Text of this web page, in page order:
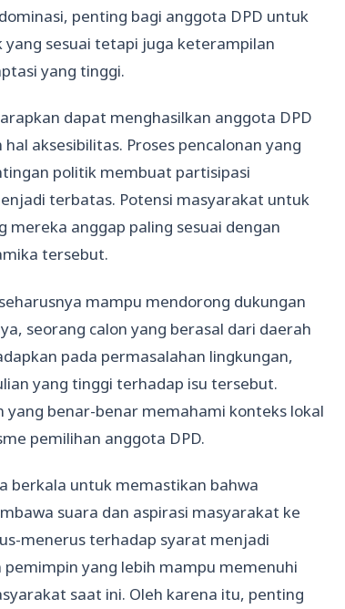
penting bagi anggota DPD untuk
sesuai tetapi juga keterampilan
yang tinggi.
dapat menghasilkan anggota DPD
aksesibilitas. Proses pencalonan yang
politik membuat partisipasi
terbatas. Potensi masyarakat untuk
anggap paling sesuai dengan
tersebut.
mampu mendorong dukungan
seorang calon yang berasal dari daerah
pada permasalahan lingkungan,
yang tinggi terhadap isu tersebut.
benar-benar memahami konteks lokal
pemilihan anggota DPD.
berkala untuk memastikan bahwa
suara dan aspirasi masyarakat ke
menerus terhadap syarat menjadi
yang lebih mampu memenuhi
saat ini. Oleh karena itu, penting